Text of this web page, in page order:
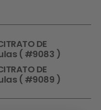
DE
( #9083 )
DE
( #9089 )